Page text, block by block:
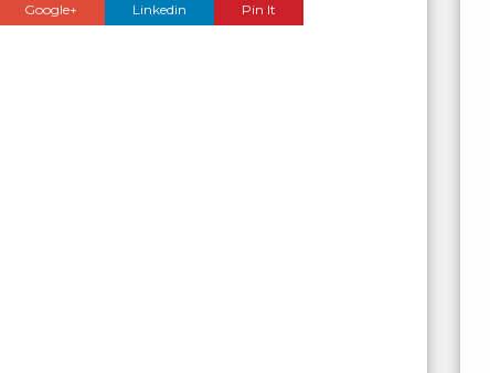
Google+ Linkedin Pin It